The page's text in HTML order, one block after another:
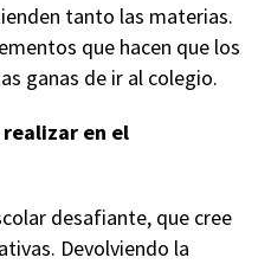
tanto las materias.
que hacen que los
ganas de ir al colegio.
realizar en el
desafiante, que cree
Devolviendo la